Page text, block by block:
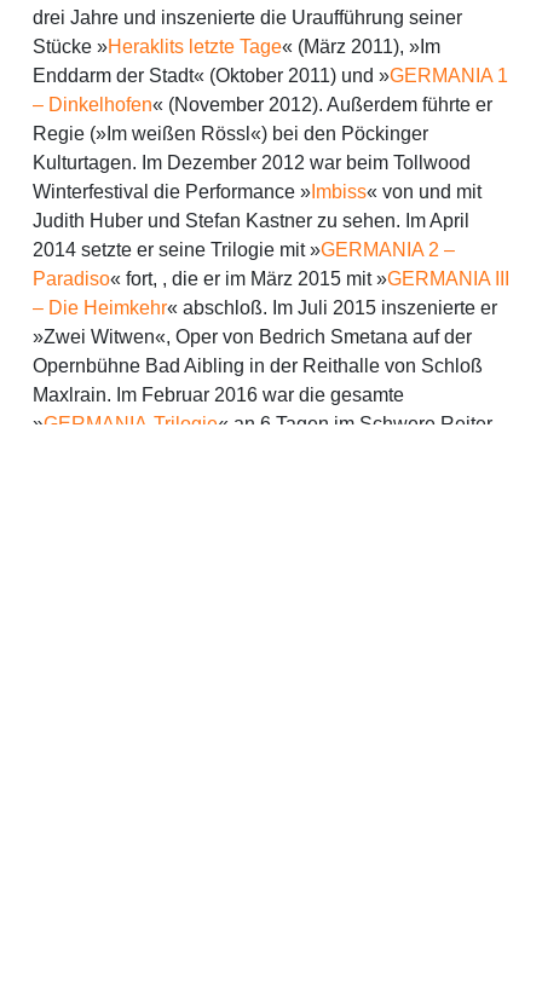
drei Jahre und inszenierte die Uraufführung seiner
Stücke »Heraklits letzte Tage« (März 2011), »Im
Enddarm der Stadt« (Oktober 2011) und »GERMANIA 1
– Dinkelhofen« (November 2012). Außerdem führte er
Regie (»Im weißen Rössl«) bei den Pöckinger
Kulturtagen. Im Dezember 2012 war beim Tollwood
Winterfestival die Performance » Imbiss« von und mit
Judith Huber und Stefan Kastner zu sehen. Im April
2014 setzte er seine Trilogie mit »GERMANIA 2 –
Paradiso« fort, , die er im März 2015 mit »GERMANIA III
– Die Heimkehr« abschloß. Im Juli 2015 inszenierte er
»Zwei Witwen«, Oper von Bedrich Smetana auf der
Opernbühne Bad Aibling in der Reithalle von Schloß
Maxlrain. Im Februar 2016 war die gesamte
»GERMANIA-Trilogie« an 6 Tagen im Schwere Reiter